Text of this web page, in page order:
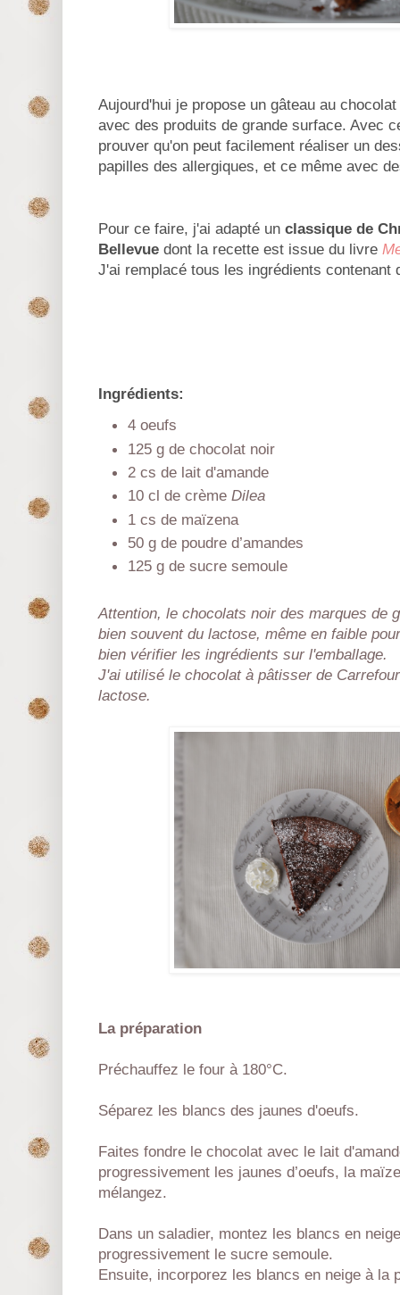
Aujourd'hui je propose un gâteau au
avec des produits de grande surface. Avec
prouver qu'on peut facilement réaliser un
papilles des allergiques, et ce même avec
Pour ce faire, j'ai adapté un classique de
Bellevue dont la recette est issue du livre
J'ai remplacé tous les ingrédients contenant
Ingrédients:
4 oeufs
125 g de chocolat noir
2 cs de lait d'amande
10 cl de crème Dilea
1 cs de maïzena
50 g de poudre d’amandes
125 g de sucre semoule
Attention, le chocolats noir des marques de
bien souvent du lactose, même en faible
bien vérifier les ingrédients sur l'emballage.
J'ai utilisé le chocolat à pâtisser de
lactose.
La préparation
Préchauffez le four à 180°C.
Séparez les blancs des jaunes d'oeufs.
Faites fondre le chocolat avec le lait
progressivement les jaunes d’oeufs, la
mélangez.
Dans un saladier, montez les blancs en
progressivement le sucre semoule.
Ensuite, incorporez les blancs en neige à la